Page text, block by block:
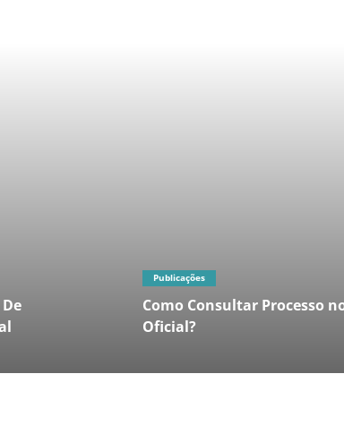
Publicações
Como Consultar Processo
Oficial?